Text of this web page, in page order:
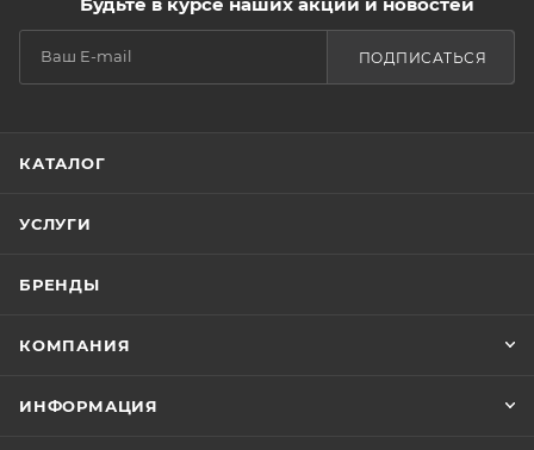
ПОДПИСАТЬСЯ
КАТАЛОГ
УСЛУГИ
БРЕНДЫ
КОМПАНИЯ
ИНФОРМАЦИЯ